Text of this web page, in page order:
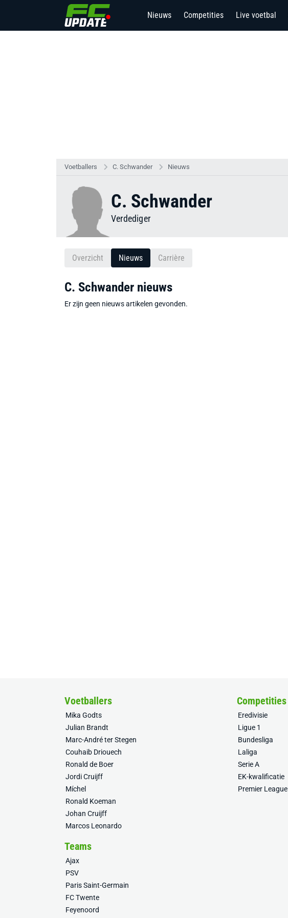
Nieuws Competities Live voetbal
Voetballers C. Schwander Nieuws
C. Schwander
Verdediger
Overzicht Nieuws Carrière
C. Schwander nieuws
Er zijn geen nieuws artikelen gevonden.
Voetballers
Mika Godts
Julian Brandt
Marc-André ter Stegen
Couhaib Driouech
Ronald de Boer
Jordi Cruijff
Míchel
Ronald Koeman
Johan Cruijff
Marcos Leonardo
Competities
Eredivisie
Ligue 1
Bundesliga
Laliga
Serie A
EK-kwalificatie
Premier League
Teams
Ajax
PSV
Paris Saint-Germain
FC Twente
Feyenoord